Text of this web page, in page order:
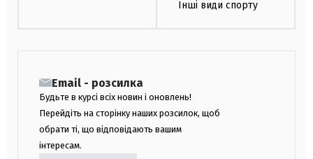
Інші види спорту
Email - розсилка
Будьте в курсі всіх новин і оновлень!
Перейдіть на сторінку наших розсилок, щоб
обрати ті, що відповідають вашим
інтересам.